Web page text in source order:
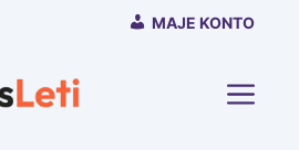
MAJE KONTO
MENU